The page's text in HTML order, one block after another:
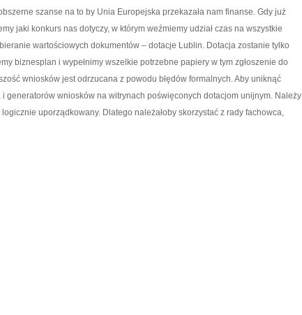
szanse na to by Unia Europejska przekazała nam finanse. Gdy już
jaki konkurs nas dotyczy, w którym weźmiemy udział czas na wszystkie
wartościowych dokumentów – dotacje Lublin. Dotacja zostanie tylko
biznesplan i wypełnimy wszelkie potrzebne papiery w tym zgłoszenie do
wniosków jest odrzucana z powodu błędów formalnych. Aby uniknąć
i generatorów wniosków na witrynach poświęconych dotacjom unijnym. Należy
uporządkowany. Dlatego należałoby skorzystać z rady fachowca,